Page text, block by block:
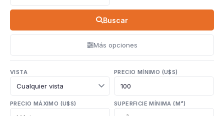
Buscar
Más opciones
VISTA PRECIO MÍNIMO (U$S)
PRECIO MÁXIMO (U$S) SUPERFICIE MÍNIMA (M²)